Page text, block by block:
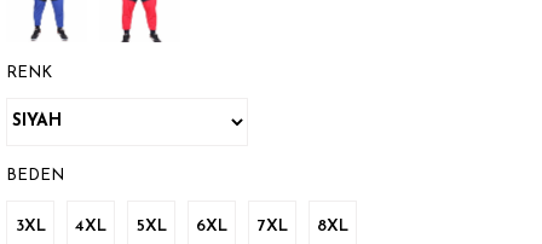
RENK
BEDEN
3XL 4XL 5XL 6XL 7XL
8XL